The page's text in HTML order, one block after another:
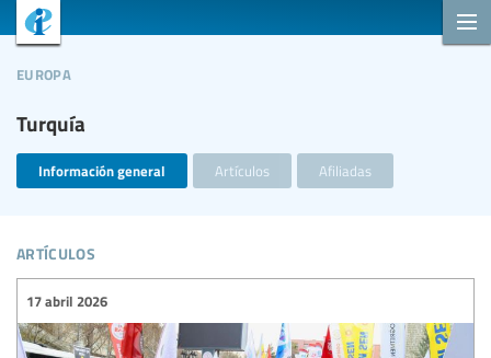
Turquía
europa
Información general Artículos Afiliadas
artículos
17 abril 2026